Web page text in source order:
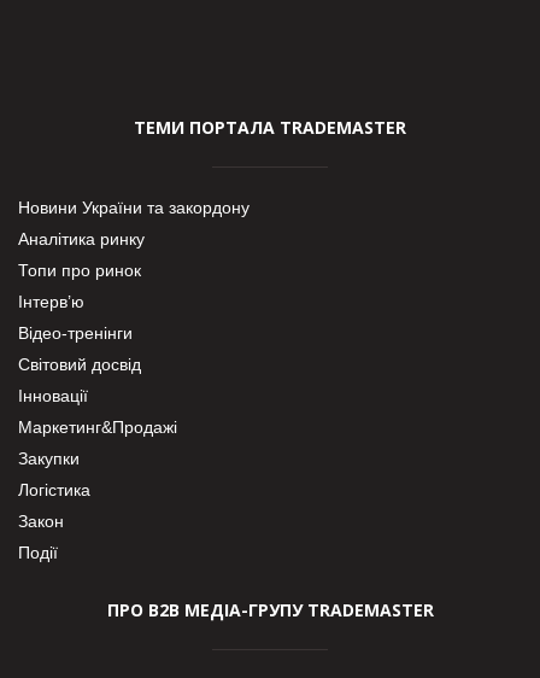
ТЕМИ ПОРТАЛА TRADEMASTER
Новини України та закордону
Аналітика ринку
Топи про ринок
Інтерв’ю
Відео-тренінги
Світовий досвід
Інновації
Маркетинг&Продажі
Закупки
Логістика
Закон
Події
ПРО В2В МЕДІА-ГРУПУ TRADEMASTER